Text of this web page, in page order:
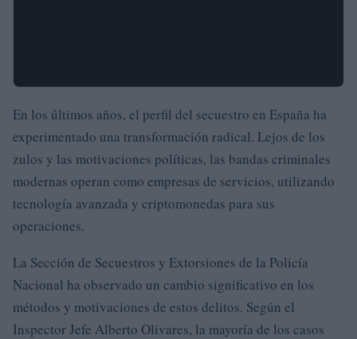
En los últimos años, el perfil del secuestro en España ha
experimentado una transformación radical. Lejos de los
zulos y las motivaciones políticas, las bandas criminales
modernas operan como empresas de servicios, utilizando
tecnología avanzada y criptomonedas para sus
operaciones.
La Sección de Secuestros y Extorsiones de la Policía
Nacional ha observado un cambio significativo en los
métodos y motivaciones de estos delitos. Según el
Inspector Jefe Alberto Olivares, la mayoría de los casos